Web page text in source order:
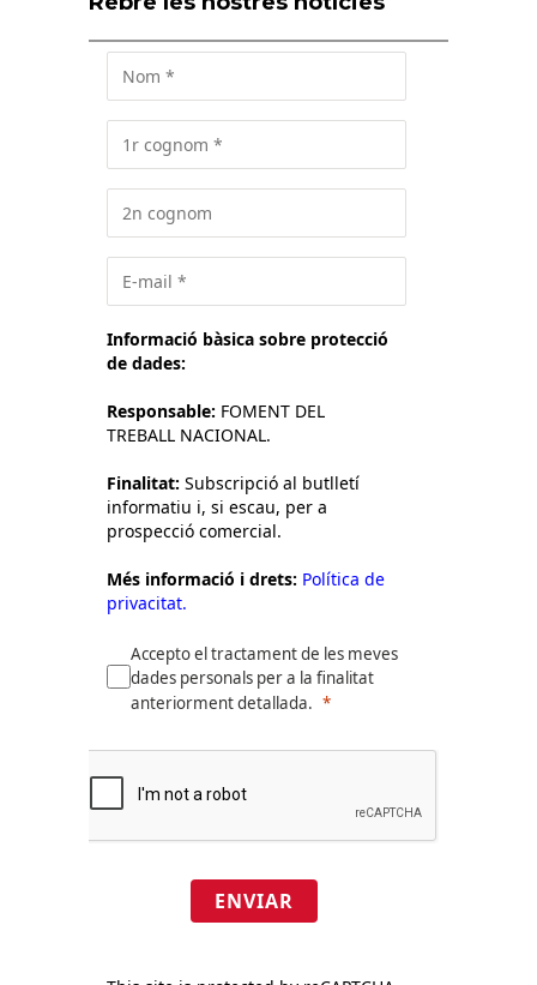
Informació bàsica sobre protecció
de dades:
Responsable: FOMENT DEL
TREBALL NACIONAL.
Finalitat: Subscripció al butlletí
informatiu i, si escau, per a
prospecció comercial.
Més informació i drets: Política de
privacitat.
Accepto el tractament de les meves
dades personals per a la finalitat
anteriorment detallada.
ENVIAR